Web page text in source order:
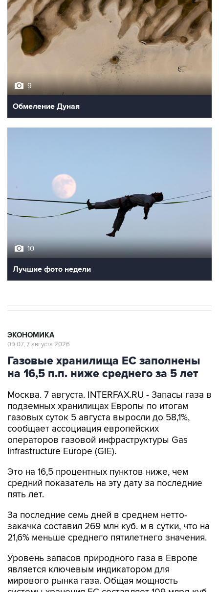
9
Обмеление Дуная
10
Лучшие фото недели
ЭКОНОМИКА
09:07, 7 августа 2026
Газовые хранилища ЕС заполнены
на 16,5 п.п. ниже среднего за 5 лет
Москва. 7 августа. INTERFAX.RU - Запасы газа в
подземных хранилищах Европы по итогам
газовых суток 5 августа выросли до 58,1%,
сообщает ассоциация европейских
операторов газовой инфраструктуры Gas
Infrastructure Europe (GIE).
Это на 16,5 процентных пунктов ниже, чем
средний показатель на эту дату за последние
пять лет.
За последние семь дней в среднем нетто-
закачка составил 269 млн куб. м в сутки, что на
21,6% меньше среднего пятилетнего значения.
Уровень запасов природного газа в Европе
является ключевым индикатором для
мирового рынка газа. Общая мощность